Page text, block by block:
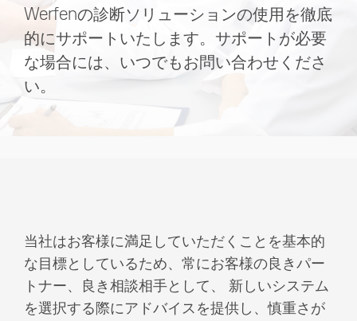
Werfenの診断ソリューションの使用を徹底
的にサポートいたします。サポートが必要
な場合には、いつでもお問い合わせくださ
い。
当社はお客様に満足していただくことを基本的
な目標としているため、常にお客様の良きパー
トナー、良き相談相手として、 新しいシステム
を選択する際にアドバイスを提供し、慎重さが